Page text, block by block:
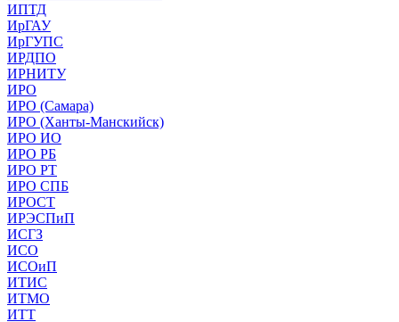
ИПТД
ИрГАУ
ИрГУПС
ИРДПО
ИРНИТУ
ИРО
ИРО (Самара)
ИРО (Ханты-Манскийск)
ИРО ИО
ИРО РБ
ИРО РТ
ИРО СПБ
ИРОСТ
ИРЭСПиП
ИСГЗ
ИСО
ИСОиП
ИТИС
ИТМО
ИТТ